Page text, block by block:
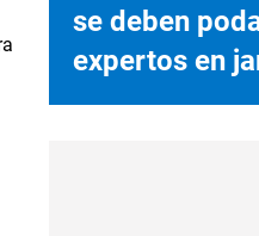
se deben
expertos en